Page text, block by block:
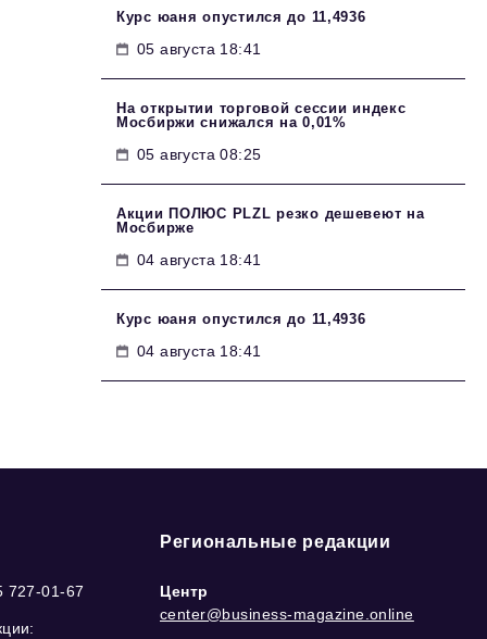
Курс юаня опустился до 11,4936
05 августа 18:41
На открытии торговой сессии индекс
Мосбиржи снижался на 0,01%
05 августа 08:25
Акции ПОЛЮС PLZL резко дешевеют на
Мосбирже
04 августа 18:41
Курс юаня опустился до 11,4936
04 августа 18:41
727-01-67
Региональные редакции
Центр
center@business-magazine.online